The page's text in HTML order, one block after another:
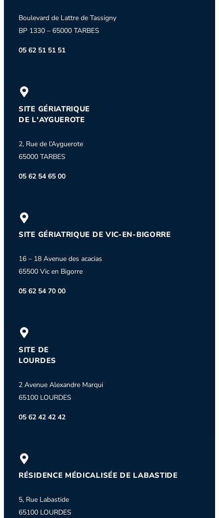
Boulevard de Lattre de Tassigny
BP 1330 – 65000 TARBES
05 62 51 51 51
SITE GÉRIATRIQUE
DE L'AYGUEROTE
2, Rue de l’Ayguerote
65000 TARBES
05 62 54 65 00
SITE GÉRIATRIQUE DE VIC-EN-BIGORRE
16 – 18 Avenue des acacias
65500 Vic en Bigorre
05 62 54 70 00
SITE DE
LOURDES
2 Avenue Alexandre Marqui
65100 LOURDES
05 62 42 42 42
RÉSIDENCE MÉDICALISÉE DE LABASTIDE
5, Rue Labastide
65100 LOURDES